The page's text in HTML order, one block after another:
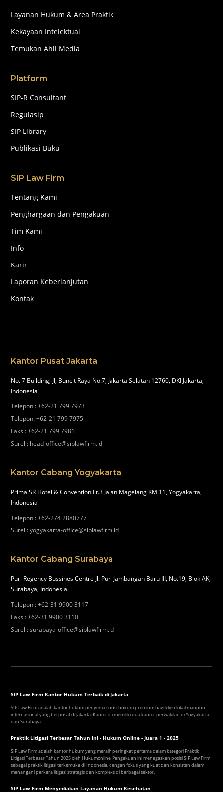
Layanan Hukum & Area Praktik
Kekayaan Intelektual
Temukan Ahli Media
Platform
SIP-R Consultant
Regulasip
SIP Library
Publikasi Buku
SIP Law Firm
Tentang Kami
Penghargaan dan Pengakuan
Tim Kami
Info
Karir
Laporan Keberlanjutan
Kontak
Kantor Pusat Jakarta
No. 7 Building, Jl, Buncit Raya No.7, Jakarta Selatan 12760, DKI Jakarta,
Indonesia
Telepon :+62-21 799 7973
Telepon:+62-21 799 7975
Faks :+62-21 799 7981
Surel : head-office@siplawfirm.id
Kantor Cabang Yogyakarta
Prima SR Hotel & Convention Lt.3 Jalan Magelang KM.11, Yogyakarta,
Indonesia
Telepon :+62-274 2880777
Surel :yogyakarta-office@siplawfirm.id
Kantor Cabang Surabaya
Puri Regency Bussines Centre Jl. Puri Jambangan Baru III, No.19, Blok AK,
Surabaya, Indonesia
Telepon :+62-31 9900 3117
Faks :+62-31 9900 3110
Surel :surabaya-office@siplawfirm.id
SIP Law Firm Kantor Hukum Terbaik di Jakarta
SIP Law Firm adalah kantor hukum penyedia solusi hukum premium bagi klien lokal maupun
internasional yang berpusat di Jakarta. Kantor ini memiliki dua kantor perwakilan di Yogyakarta
dan Surabaya.
Praktik Litigasi Terbesar Tahun Ini - Hukum Online - Juara 1 - 2025
SIP Law Firm adalah kantor hukum yang meraih peringkat pertama dalam kategori Praktik
Litigasi Terbesar Tahun 2025 oleh Hukumonline. Pengakuan ini menegaskan posisi SIP Law Firm
sebagai praktik litigasi terkemuka di Indonesia, dengan fokus yang kuat dan konsisten dalam
menangani perkara litigasi strategis dan kompleks di berbagai sektor.
SIP Law Firm Menyediakan Layanan Hukum Kesehatan